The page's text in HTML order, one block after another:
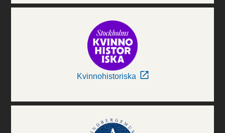
Kvinnohistoriska